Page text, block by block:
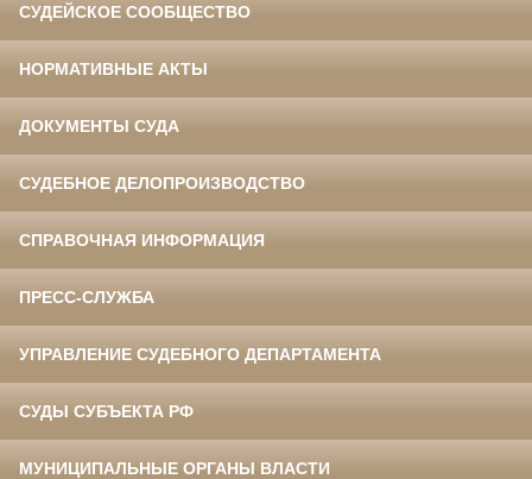
СУДЕЙСКОЕ СООБЩЕСТВО
НОРМАТИВНЫЕ АКТЫ
ДОКУМЕНТЫ СУДА
СУДЕБНОЕ ДЕЛОПРОИЗВОДСТВО
СПРАВОЧНАЯ ИНФОРМАЦИЯ
ПРЕСС-СЛУЖБА
УПРАВЛЕНИЕ СУДЕБНОГО ДЕПАРТАМЕНТА
СУДЫ СУБЪЕКТА РФ
МУНИЦИПАЛЬНЫЕ ОРГАНЫ ВЛАСТИ